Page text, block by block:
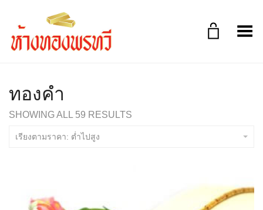
Toggle Menu
ทองคำ
SHOWING ALL 59 RESULTS
เรียงตามราคา: ต่ำไปสูง